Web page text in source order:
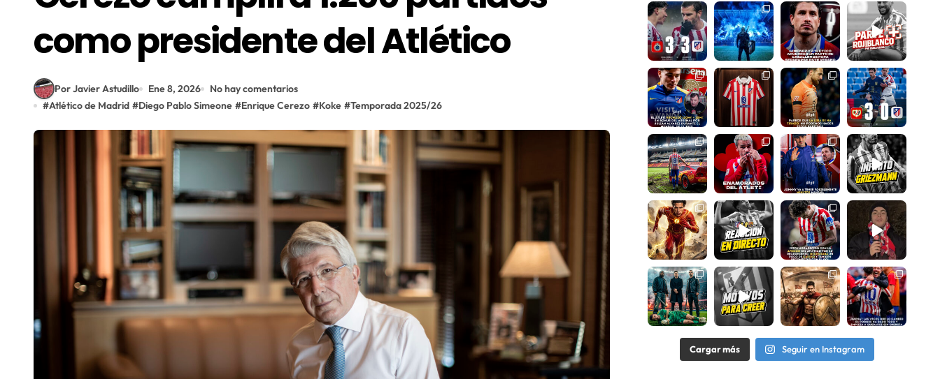
como presidente del Atlético
Por Javier Astudillo Ene 8, 2026
No hay comentarios
#Atlético de Madrid #Diego Pablo Simeone #Enrique Cerezo #Koke #Temporada 2025/26
Cargar más Seguir en Instagram